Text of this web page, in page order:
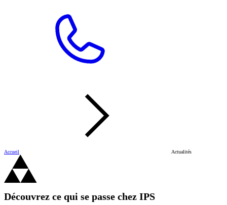
Accueil Actualités
Découvrez ce qui se passe chez IPS